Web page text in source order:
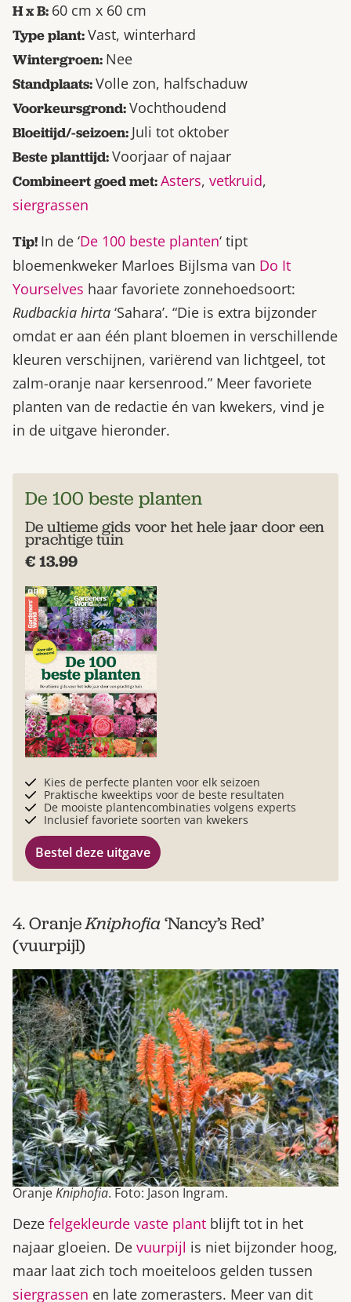
H x B: 60 cm x 60 cm
Type plant:Vast, winterhard
Wintergroen: Nee
Standplaats:Volle zon, halfschaduw
Voorkeursgrond:Vochthoudend
Bloeitijd/-seizoen: Juli tot oktober
Beste planttijd:Voorjaar of najaar
Combineert goed met:Asters, vetkruid,
siergrassen
Tip! In de ‘De 100 beste planten‘ tipt
bloemenkweker Marloes Bijlsma van Do It
Yourselves haar favoriete zonnehoedsoort:
Rudbackia hirta ‘Sahara’. “Die is extra bijzonder
omdat er aan één plant bloemen in verschillende
kleuren verschijnen, variërend van lichtgeel, tot
zalm-oranje naar kersenrood.” Meer favoriete
planten van de redactie én van kwekers, vind je
in de uitgave hieronder.
De 100 beste planten
De ultieme gids voor het hele jaar door een
prachtige tuin
€ 13.99
Kies de perfecte planten voor elk seizoen
Praktische kweektips voor de beste resultaten
De mooiste plantencombinaties volgens experts
Inclusief favoriete soorten van kwekers
Bestel deze uitgave
4. OranjeKniphofia‘Nancy’s Red’
(vuurpijl)
OranjeKniphofia. Foto: Jason Ingram.
Deze felgekleurde vaste plant blijft tot in het
najaar gloeien. De vuurpijl is niet bijzonder hoog,
maar laat zich toch moeiteloos gelden tussen
siergrassen en late zomerasters. Meer van dit